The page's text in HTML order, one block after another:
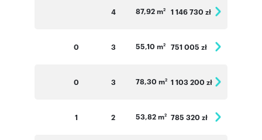
4 87,92 m2 1 146 730 zł
0 3 55,10 m2 751 005 zł
0 3 78,30 m2 1 103 200 zł
1 2 53,82 m2 785 320 zł